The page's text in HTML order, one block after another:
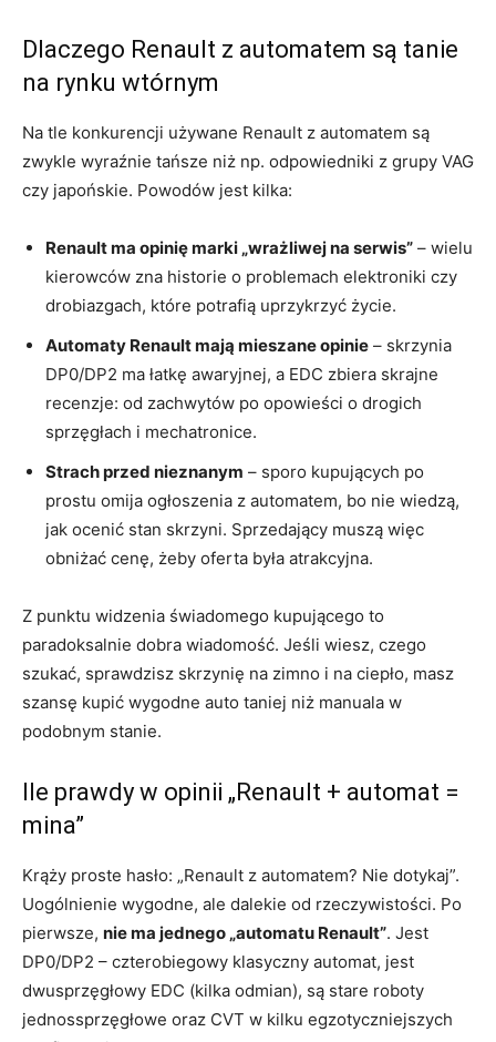
Dlaczego Renault z automatem są tanie
na rynku wtórnym
Na tle konkurencji używane Renault z automatem są
zwykle wyraźnie tańsze niż np. odpowiedniki z grupy VAG
czy japońskie. Powodów jest kilka:
Renault ma opinię marki „wrażliwej na serwis” – wielu
kierowców zna historie o problemach elektroniki czy
drobiazgach, które potrafią uprzykrzyć życie.
Automaty Renault mają mieszane opinie – skrzynia
DP0/DP2 ma łatkę awaryjnej, a EDC zbiera skrajne
recenzje: od zachwytów po opowieści o drogich
sprzęgłach i mechatronice.
Strach przed nieznanym – sporo kupujących po
prostu omija ogłoszenia z automatem, bo nie wiedzą,
jak ocenić stan skrzyni. Sprzedający muszą więc
obniżać cenę, żeby oferta była atrakcyjna.
Z punktu widzenia świadomego kupującego to
paradoksalnie dobra wiadomość. Jeśli wiesz, czego
szukać, sprawdzisz skrzynię na zimno i na ciepło, masz
szansę kupić wygodne auto taniej niż manuala w
podobnym stanie.
Ile prawdy w opinii „Renault + automat =
mina”
Krąży proste hasło: „Renault z automatem? Nie dotykaj”.
Uogólnienie wygodne, ale dalekie od rzeczywistości. Po
pierwsze, nie ma jednego „automatu Renault”. Jest
DP0/DP2 – czterobiegowy klasyczny automat, jest
dwusprzęgłowy EDC (kilka odmian), są stare roboty
jednossprzęgłowe oraz CVT w kilku egzotyczniejszych